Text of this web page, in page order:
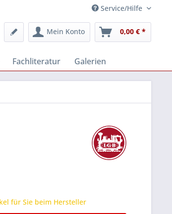
Service/Hilfe
Mein Konto
0,00 € *
Fachliteratur Galerien
für Sie beim Hersteller